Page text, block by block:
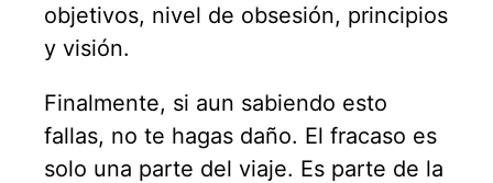
objetivos, nivel de obsesión, principios
y visión.
Finalmente, si aun sabiendo esto
fallas, no te hagas daño. El fracaso es
solo una parte del viaje. Es parte de la